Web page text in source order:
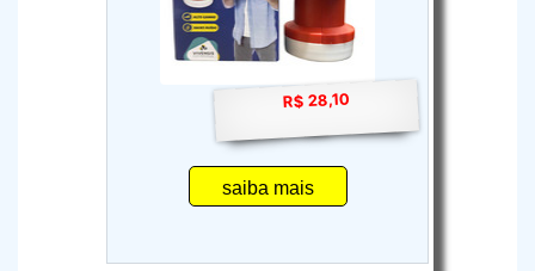
R$ 28,10
saiba mais